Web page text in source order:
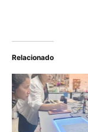
Relacionado